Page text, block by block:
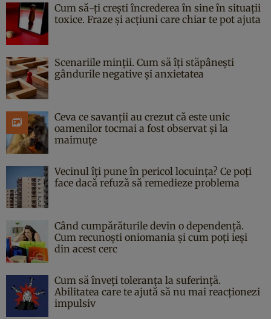
Cum să-ți crești încrederea în sine în situații
toxice. Fraze și acțiuni care chiar te pot ajuta
Scenariile minții. Cum să îți stăpânești
gândurile negative și anxietatea
Ceva ce savanții au crezut că este unic
oamenilor tocmai a fost observat și la
maimuțe
Vecinul îți pune în pericol locuința? Ce poți
face dacă refuză să remedieze problema
Când cumpărăturile devin o dependență.
Cum recunoști oniomania și cum poți ieși
din acest cerc
Cum să înveți toleranța la suferință.
Abilitatea care te ajută să nu mai reacționezi
impulsiv